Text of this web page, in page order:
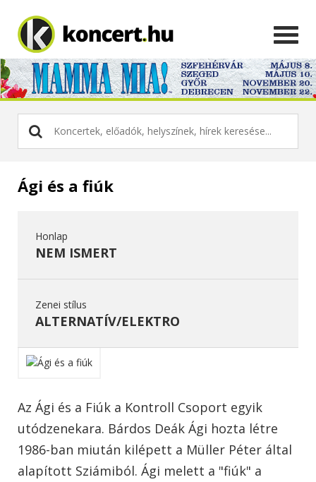
Ági és a fiúk
Honlap
NEM ISMERT
Zenei stílus
ALTERNATÍV/ELEKTRO
Az Ági és a Fiúk a Kontroll Csoport egyik
utódzenekara. Bárdos Deák Ági hozta létre
1986-ban miután kilépett a Müller Péter által
alapított Sziámiból. Ági melett a "fiúk" a